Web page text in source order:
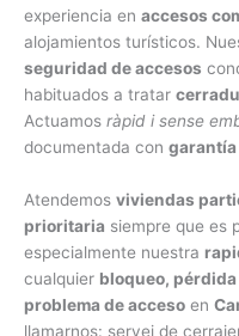
experiencia en accesos
alojamientos turísticos.
seguridad de accesos
habituados a tratar
Actuamos ràpid i sense
documentada con
Atendemos viviendas
prioritaria siempre que es
especialmente nuestra
cualquier bloqueo,
problema de acceso en
llamarnos: servei de